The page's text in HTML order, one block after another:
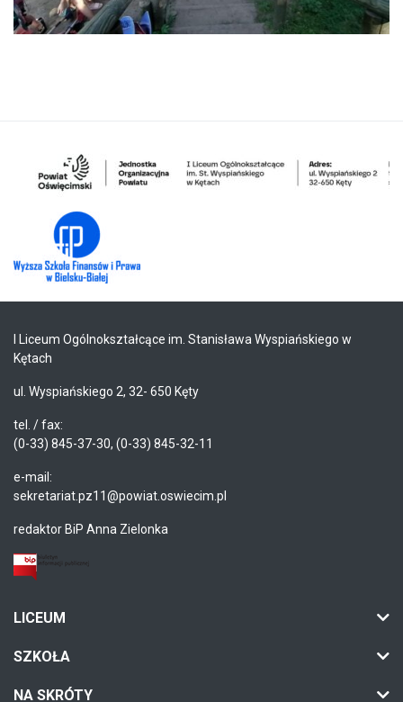
I Liceum Ogólnokształcące im. Stanisława Wyspiańskiego w
Kętach
ul. Wyspiańskiego 2, 32- 650 Kęty
tel. / fax:
(0-33) 845-37-30, (0-33) 845-32-11
e-mail:
sekretariat.pz11@powiat.oswiecim.pl
redaktor BiP Anna Zielonka
LICEUM
SZKOŁA
NA SKRÓTY